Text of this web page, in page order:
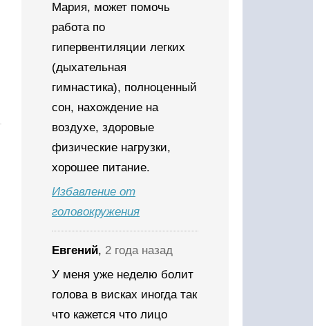
Мария, может помочь
работа по
гипервентиляции легких
(дыхательная
гимнастика), полноценный
сон, нахождение на
воздухе, здоровые
физические нагрузки,
хорошее питание.
Избавление от
головокружения
Евгений, 2 года назад
У меня уже неделю болит
голова в висках иногда так
что кажется что лицо